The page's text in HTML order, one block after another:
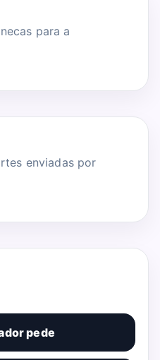
para a
enviadas por
pede